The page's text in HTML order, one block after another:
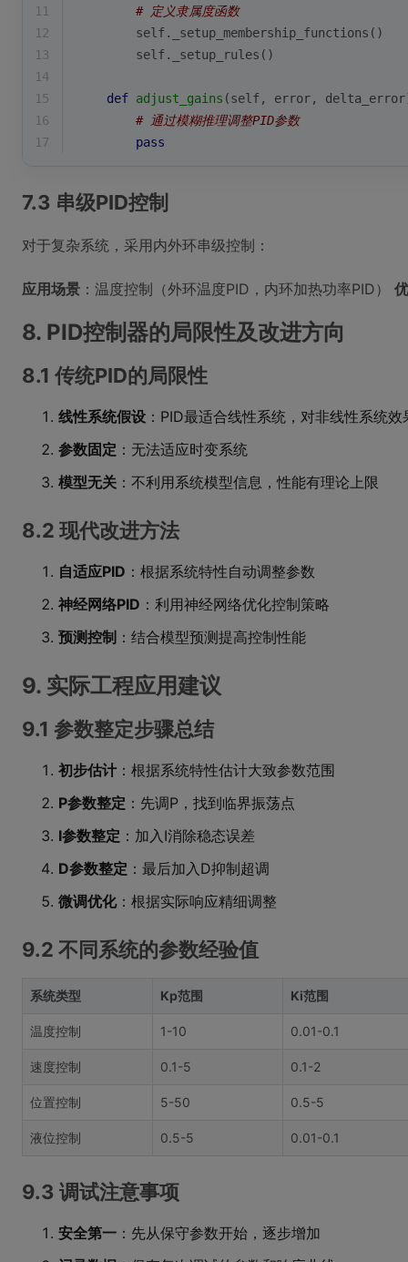
11
# 定义隶属度函数
12
        self._setup_membership_functions()
13
        self._setup_rules()
14
15
def adjust_gains (self, error, delta_error
16
# 通过模糊推理调整PID参数
17
pass
7.3 串级PID控制
对于复杂系统，采用内外环串级控制：
应用场景 ：温度控制（外环温度PID，内环加热功率PID）
8. PID控制器的局限性及改进方向
8.1 传统PID的局限性
线性系统假设 ：PID最适合线性系统，对非线性系统效
参数固定 ：无法适应时变系统
模型无关 ：不利用系统模型信息，性能有理论上限
8.2 现代改进方法
自适应PID ：根据系统特性自动调整参数
神经网络PID ：利用神经网络优化控制策略
预测控制 ：结合模型预测提高控制性能
9. 实际工程应用建议
9.1 参数整定步骤总结
初步估计 ：根据系统特性估计大致参数范围
P参数整定 ：先调P，找到临界振荡点
I参数整定 ：加入I消除稳态误差
D参数整定 ：最后加入D抑制超调
微调优化：根据实际响应精细调整
9.2 不同系统的参数经验值
系统类型 Kp范围 Ki范围
温度控制 1-10 0.01-0.1
速度控制 0.1-5 0.1-2
位置控制 5-50 0.5-5
液位控制 0.5-5 0.01-0.1
9.3 调试注意事项
安全第一 ：先从保守参数开始，逐步增加